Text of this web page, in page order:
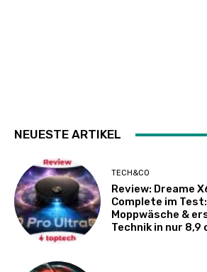
NEUESTE ARTIKEL
TECH&CO
Review: Dreame
Complete im
Moppwäsche &
Technik in nur 8,9